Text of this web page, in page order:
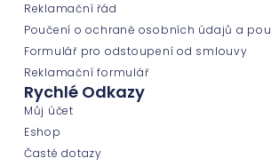
Reklamační řád
Poučení o ochraně osobních údajů a
Formulář pro odstoupení od smlouvy
Reklamační formulář
Rychlé Odkazy
Můj účet
Eshop
Časté dotazy